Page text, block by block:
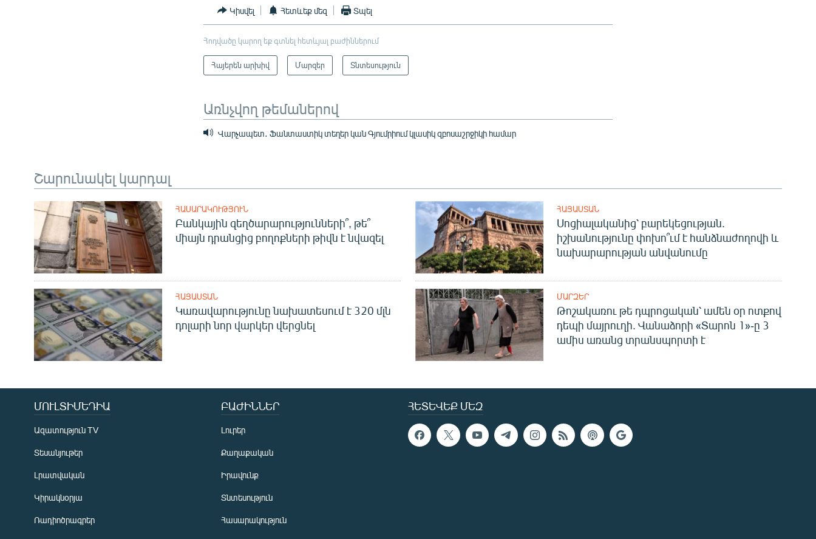
Կիսվել Հետևեք մեզ Տպել
Հոդվածը կարող եք գտնել հետևյալ բաժիններում
Հայերեն արխիվ Մարզեր Տնտեսություն
Առնչվող թեմաներով
Վարչապետ․ Ֆանտաստիկ տեղեր կան Գյումրիում կլասիկ զբոսաշրջիկի համար
Շարունակել կարդալ
ՀԱՍԱՐԱԿՈՒԹՅՈՒՆ
Բանկային զեղծարարությունների՞, թե՞
միայն դրանցից բողոքների թիվն է նվազել
ՀԱՅԱՍՏԱՆ
Սոցիալականից՝ բարեկեցության.
իշխանությունը փոխո՞ւմ է հանձնաժողովի և
նախարարության անվանումը
ՀԱՅԱՍՏԱՆ
Կառավարությունը նախատեսում է 320 մլն
դոլարի նոր վարկեր վերցնել
ՄԱՐԶԵՐ
Թոշակառու թե դպրոցական՝ ամեն օր ոտքով
դեպի մայրուղի. Վանաձորի «Տարոն 1»-ը 3
ամիս առանց տրանսպորտի է
ՀԵՏԵՎԵՔ ՄԵԶ
ՄՈՒԼՏԻՄԵԴԻԱ
Ազատություն TV
Տեսանյութեր
Լրատվական
Կիրակնօրյա
Ռադիոծրագրեր
ԲԱԺԻՆՆԵՐ
Լուրեր
Քաղաքական
Իրավունք
Տնտեսություն
Հասարակություն